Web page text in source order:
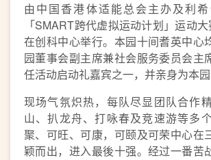
由中国香港体适能总会主办及利
「SMART跨代虚拟运动计划」运动
在创科中心举行。本园十间耆英中心
园董事会副主席兼社会服务委员会主
任活动启动礼嘉宾之一，并亲身为本园
现场气氛炽热，每队尽显团队合作
山、扒龙舟、打咏春及竞速游等多
聚、可旺、可康，可颐及可荣中心在
颖而出，进入最後十强。经过一番苦